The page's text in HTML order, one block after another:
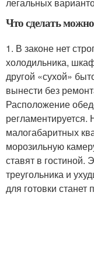
легальных
Что сделать
1. В законе нет
холодильника,
другой «сухой»
вынести без
Расположение
малогабаритных
морозильную
ставят в гостиной.
треугольника и
для готовки станет